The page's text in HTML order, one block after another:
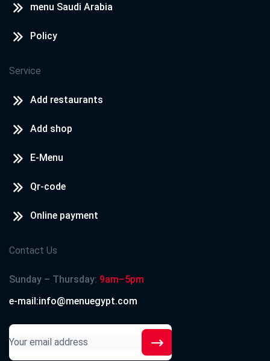
menu Saudi Arabia
Policy
Service
Add restaurants
Add shop
E-Menu
Qr-code
Online payment
Contact Us
Sunday – Thursday: 9am–5pm
e-mail:info@menuegypt.com